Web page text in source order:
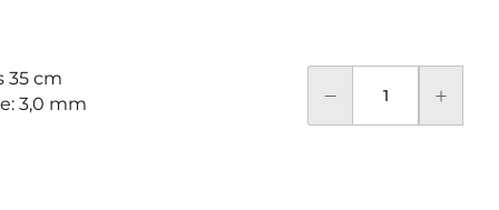
35 cm
3,0 mm